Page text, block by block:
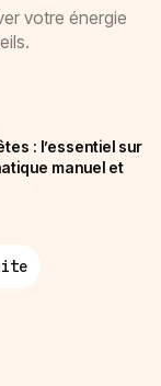
votre énergie
: l’essentiel sur
manuel et